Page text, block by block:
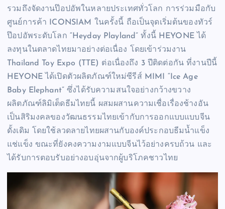
รวมถึงจัดงานป๊อปอัพในหลายประเทศทั่วโลก การร่วมมือกับ
ศูนย์การค้า ICONSIAM ในครั้งนี้ ถือเป็นจุดเริ่มต้นของทัวร์
ป๊อปอัพระดับโลก “Heyday Playland” ทั้งนี้ HEYONE ได้
ลงทุนในตลาดไทยมาอย่างต่อเนื่อง โดยเข้าร่วมงาน
Thailand Toy Expo (TTE) ต่อเนื่องถึง 3 ปีติดต่อกัน ที่งานปีนี้
HEYONE ได้เปิดตัวผลิตภัณฑ์ใหม่ซีรีส์ MIMI “Ice Age
Baby Elephant” ซึ่งได้รับความสนใจอย่างกว้างขวาง
ผลิตภัณฑ์ลิมิเต็ดธีมไทยนี้ ผสมผสานความเชื่อเรื่องช้างอัน
เป็นสิริมงคลของวัฒนธรรมไทยเข้ากับการออกแบบแบบจีน
ดั้งเดิม โดยใช้ลวดลายไทยผสานกับองค์ประกอบธีมน้ำแข็ง
แช่แข็ง ขณะที่ยังคงความงามแบบจีนไว้อย่างครบถ้วน และ
ได้รับการตอบรับอย่างอบอุ่นจากผู้บริโภคชาวไทย